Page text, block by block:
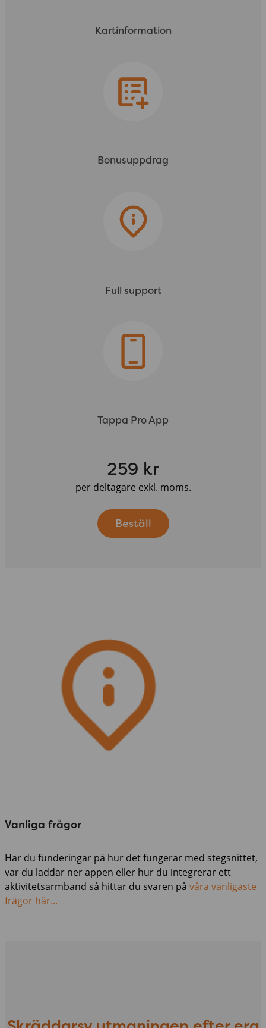
Kartinformation
Bonusuppdrag
Full support
Tappa Pro App
259 kr
per deltagare exkl. moms.
Beställ
Vanliga frågor
Har du funderingar på hur det fungerar med stegsnittet,
var du laddar ner appen eller hur du integrerar ett
aktivitetsarmband så hittar du svaren på våra vanligaste
frågor här...